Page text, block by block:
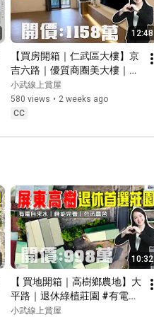
12:48
【買房開箱｜仁武區大樓】京
吉六路｜優質商圈美大樓｜近
商圈學區｜採光明亮｜生活機
能便利｜開價1158萬
小武線上賞屋
580 views • 2 weeks ago
CC
10:32
【 買地開箱｜高樹鄉農地】大
平路｜退休綠植莊園 #有電自
來水 #機能完善 #合法農舍｜
小武線上賞屋